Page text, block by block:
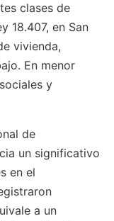
clases de
18.407, en San
vivienda,
En menor
y
de
un significativo
en el
a un